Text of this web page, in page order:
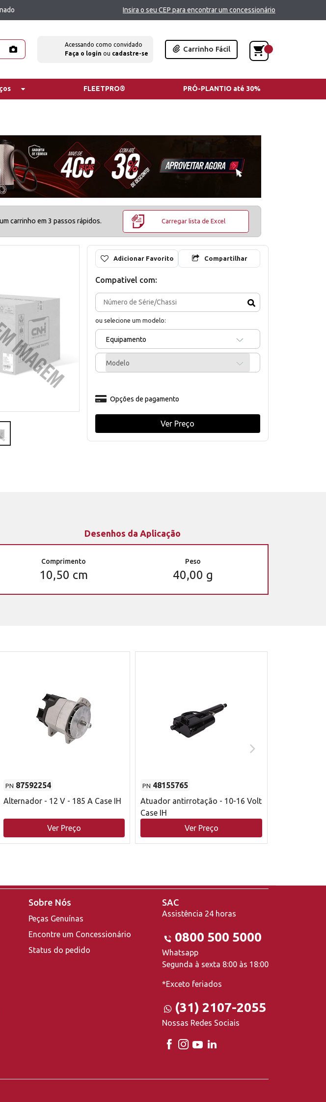
Insira o seu CEP para encontrar um concessionário
Acessando como convidado
Faça o login ou cadastre-se
Carrinho Fácil
FLEETPRO® PRÓ-PLANTIO até 30%
carrinho em 3 passos rápidos. Carregar lista de Excel
Adicionar Favorito Compartilhar
Compativel com:
ou selecione um modelo:
Equipamento
Modelo
Opções de pagamento
Ver Preço
Desenhos da Aplicação
Comprimento
10,50 cm
Peso
40,00 g
PN 87592254
Alternador - 12 V - 185 A Case IH
Ver Preço
PN 48155765
Atuador antirrotação - 10-16 Volt
Case IH
Ver Preço
Sobre Nós
Peças Genuínas
Encontre um Concessionário
Status do pedido
SAC
Assistência 24 horas
0800 500 5000
Whatsapp
Segunda à sexta 8:00 às 18:00
*Exceto feriados
(31) 2107-2055
Nossas Redes Sociais